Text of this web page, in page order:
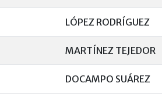
LÓPEZ RODRÍGUEZ
MARTÍNEZ TEJEDOR
DOCAMPO SUÁREZ